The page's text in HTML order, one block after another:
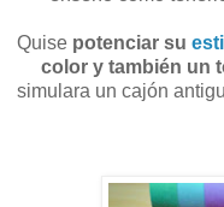
Quise potenciar su
color y también un
simulara un cajón